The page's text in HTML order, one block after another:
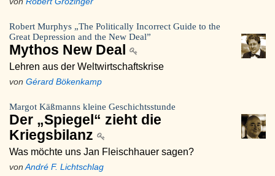
Robert Murphys „The Politically Incorrect Guide to the
Great Depression and the New Deal”
Mythos New Deal
Lehren aus der Weltwirtschaftskrise
von Gérard Bökenkamp
Margot Käßmanns kleine Geschichtsstunde
Der „Spiegel“ zieht die
Kriegsbilanz
Was möchte uns Jan Fleischhauer sagen?
von André F. Lichtschlag